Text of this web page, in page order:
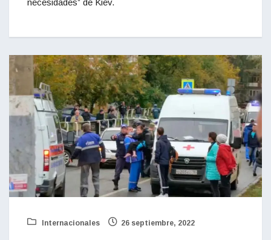
necesidades” de Kiev.
Internacionales 26 septiembre, 2022